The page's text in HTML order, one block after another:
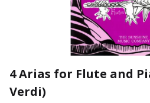
4 Arias for Flute and
Verdi)